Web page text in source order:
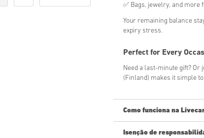
✅ Bags, jewelry, and more
Your remaining balance
expiry stress.
Perfect for Every
Need a last-minute gift? Or
(Finland) makes it simple
Como funciona na
Novo na Livecards.net?
Isenção de